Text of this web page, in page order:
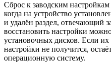
Сброс к заводским
когда на устройство
и удалён раздел, отвечающий
восстановить настройки
установочных дисков. Если их
настройки не получится,
операционную систему.